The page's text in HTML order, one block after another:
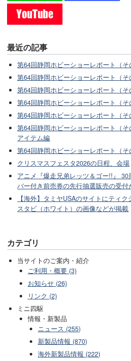
最近の記事
第64回静岡ホビーショーレポート（
第64回静岡ホビーショーレポート（
第64回静岡ホビーショーレポート（
第64回静岡ホビーショーレポート（
第64回静岡ホビーショーレポート（
第64回静岡ホビーショーレポート（
アイテム編
第64回静岡ホビーショーレポート（
クリスマスフェスタ2026の日程、会場
アニメ『爆走兄弟レッツ＆ゴー!!』
バー付き前売券の先行抽選販売の受付
【海外】タミヤUSAのサイトにティ
スタビ（ホワイト）の画像などが掲載
カテゴリ
当サイトのご案内・紹介
ご利用・概要 (3)
お知らせ (26)
リンク (2)
ミニ四駆
情報・新製品
ニュース (255)
新製品情報 (870)
海外新製品情報 (222)